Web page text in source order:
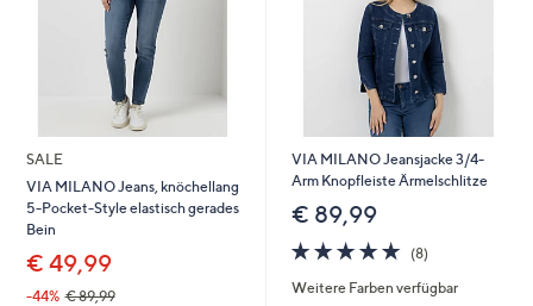
SALE
VIA MILANO Jeans, knöchellang
5-Pocket-Style elastisch gerades
Bein
€ 49,99
-44% € 89,99
VIA MILANO Jeansjacke 3/4-
Arm Knopfleiste Ärmelschlitze
€ 89,99
5.0
von
5
(8)8
Weitere Farben verfügbar